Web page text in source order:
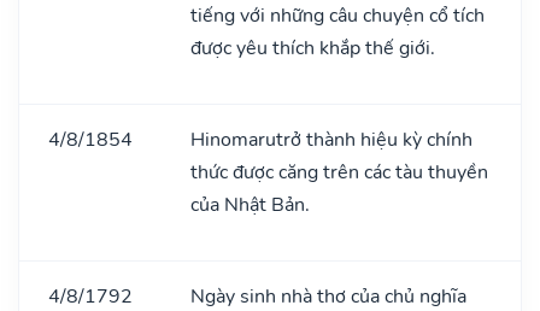
tiếng với những câu chuyện cổ tích
được yêu thích khắp thế giới.
4/8/1854
Hinomarutrở thành hiệu kỳ chính
thức được căng trên các tàu thuyền
của Nhật Bản.
4/8/1792
Ngày sinh nhà thơ của chủ nghĩa